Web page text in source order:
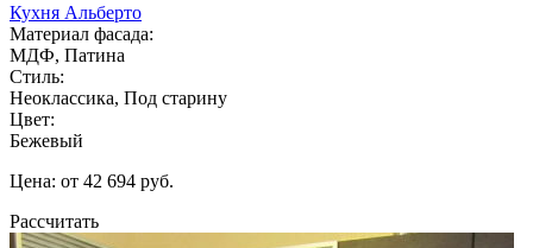
Кухня Альберто
Материал фасада:
МДФ, Патина
Стиль:
Неоклассика, Под старину
Цвет:
Бежевый
Цена: от 42 694 руб.
Рассчитать